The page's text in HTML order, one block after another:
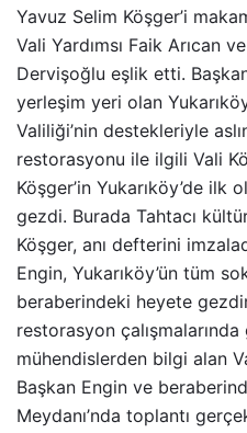
Yavuz Selim Köşger’i
Vali Yardımsı Faik Arıcan
Dervişoğlu eşlik etti.
yerleşim yeri olan
Valiliği’nin destekleriyle
restorasyonu ile ilgili Vali
Köşger’in Yukarıköy’de ilk
gezdi. Burada Tahtacı
Köşger, anı defterini
Engin, Yukarıköy’ün tüm
beraberindeki heyete
restorasyon
mühendislerden bilgi alan
Başkan Engin ve
Meydanı’nda toplantı